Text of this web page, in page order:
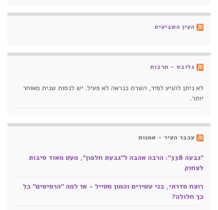
העין השביעית
גלובס – תרבות
לא ניתן להגיע לפיד, השרת כנראה לא פעיל. יש לנסות שנית מאוחר
יותר.
עכבר העיר - אמנות
"גבעה 338": הרבה אהבה ל"גבעת חלפון", מעט מאוד סיבות
לצחוק
רוצח סדרתי, בני עשירים והמון סטייל - אז למה "הרסיסים" כל
כך חלולה?